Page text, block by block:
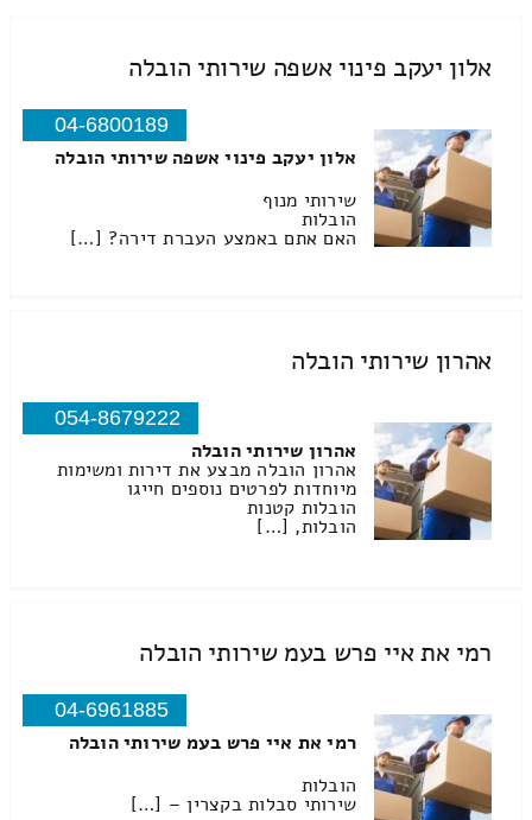
אלון יעקב פינוי אשפה שירותי הובלה
04-6800189
אלון יעקב פינוי אשפה שירותי הובלה
שירותי מנוף
הובלות
האם אתם באמצע העברת דירה? […]
אהרון שירותי הובלה
054-8679222
אהרון שירותי הובלה
אהרון הובלה מבצע את דירות ומשימות
מיוחדות לפרטים נוספים חייגו
הובלות קטנות
הובלות, […]
רמי את איי פרש בעמ שירותי הובלה
04-6961885
רמי את איי פרש בעמ שירותי הובלה
הובלות
שירותי סבלות בקצרין – […]